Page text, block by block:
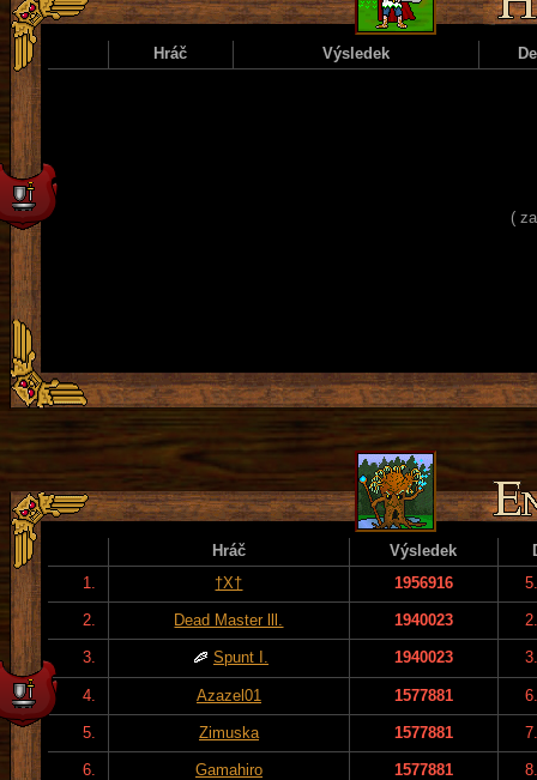
Hráč Výsledek
(
Hráč Výsledek
1.
†X† 1956916
2. Dead Master lll. 1940023
3. Spunt I. 1940023
4. Azazel01 1577881
5. Zimuska 1577881
6. Gamahiro 1577881